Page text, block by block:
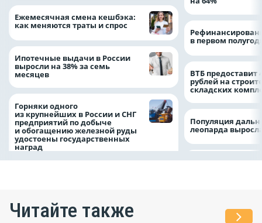
Ежемесячная смена кешбэка:
как меняются траты и спрос
Ипотечные выдачи в России
выросли на 38% за семь
месяцев
Горняки одного
из крупнейших в России и СНГ
предприятий по добыче
и обогащению железной руды
удостоены государственных
наград
в первом
ВТБ предоставит
рублей на
складских
Популяция
леопарда
Читайте также